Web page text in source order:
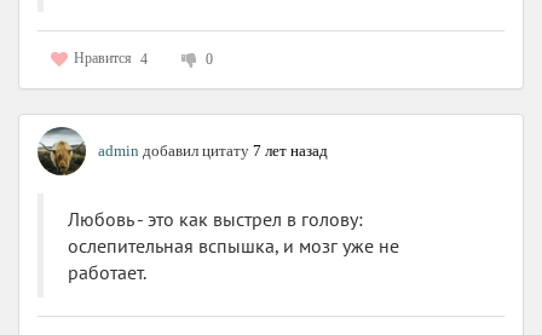
Средненькая пародия на юмористические детективы
и детективное фэнтези. Потому как, если это они
серьёзно, то все очень и очень печально. Могла бы
поставить четыре звезды, но слишком уж раздражал
главный герой. И иногда очень хотелось закрыть книгу
и больше не открывать.
Нравится 4 0
admin добавил цитату 7 лет назад
Любовь - это как выстрел в голову:
ослепительная вспышка, и мозг уже не
работает.